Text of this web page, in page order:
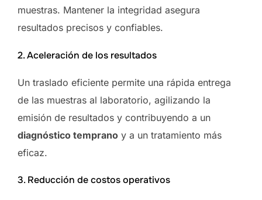
muestras. Mantener la integridad asegura
resultados precisos y confiables.
2. Aceleración de los resultados
Un traslado eficiente permite una rápida entrega
de las muestras al laboratorio, agilizando la
emisión de resultados y contribuyendo a un
diagnóstico temprano y a un tratamiento más
eficaz.
3. Reducción de costos operativos